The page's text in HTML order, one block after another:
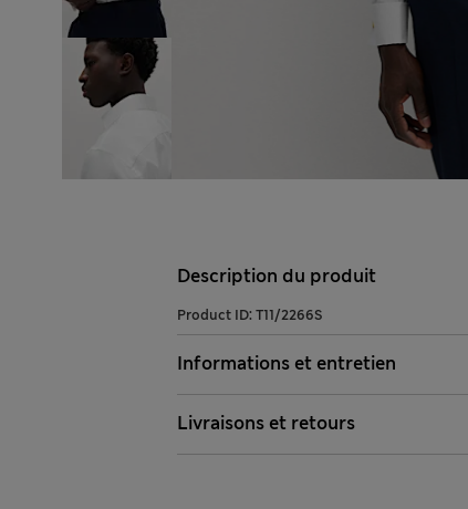
Description du produit
Product ID: T11/2266S
Informations et entretien
Livraisons et retours